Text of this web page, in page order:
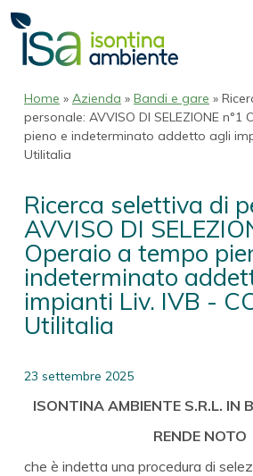
Home » Azienda » Bandi e gare »
personale: AVVISO DI SELEZIONE
pieno e indeterminato addetto agli
Utilitalia
Ricerca selettiva di
AVVISO DI
Operaio a tempo
indeterminato
impianti Liv. IVB -
Utilitalia
23 settembre 2025
ISONTINA AMBIENTE S.R.L. IN
RENDE NOTO
che è indetta una procedura di